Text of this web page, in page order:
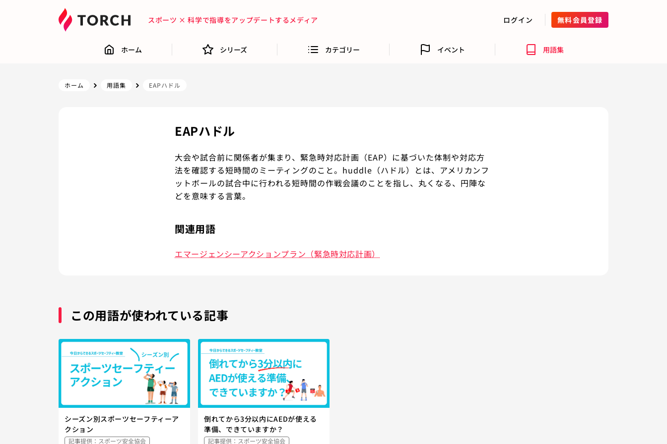
ログイン 無料会員登録
スポーツ × 科学で指導をアップデートするメディア
ホーム 用語集 EAPハドル
EAPハドル
大会や試合前に関係者が集まり、緊急時対応計画（EAP）に基づいた体制や対応方
法を確認する短時間のミーティングのこと。huddle（ハドル）とは、アメリカンフ
ットボールの試合中に行われる短時間の作戦会議のことを指し、丸くなる、円陣な
どを意味する言葉。
関連用語
エマージェンシーアクションプラン（緊急時対応計画）
この用語が使われている記事
シーズン別スポーツセーフティーア
クション
記事提供：スポーツ安全協会
倒れてから3分以内にAEDが使える
準備、できていますか？
記事提供：スポーツ安全協会
ホーム シリーズ カテゴリー イベント 用語集